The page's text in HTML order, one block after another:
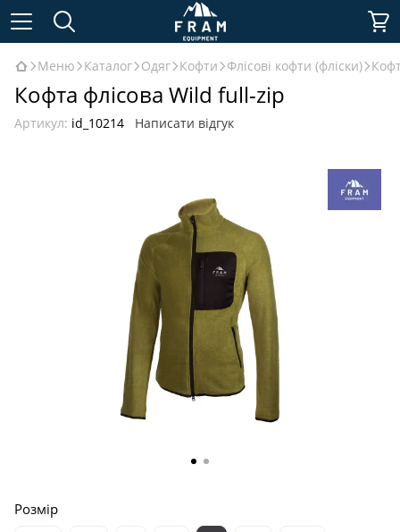
Меню Каталог Одяг Кофти Флісові кофти (фліски)
Кофта флісова Wild full-zip
Артикул: id_10214 Написати відгук
Розмір